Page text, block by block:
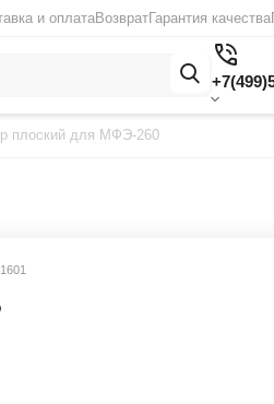
и оплатаВозвратГарантия качества
плоский для МФЭ-260